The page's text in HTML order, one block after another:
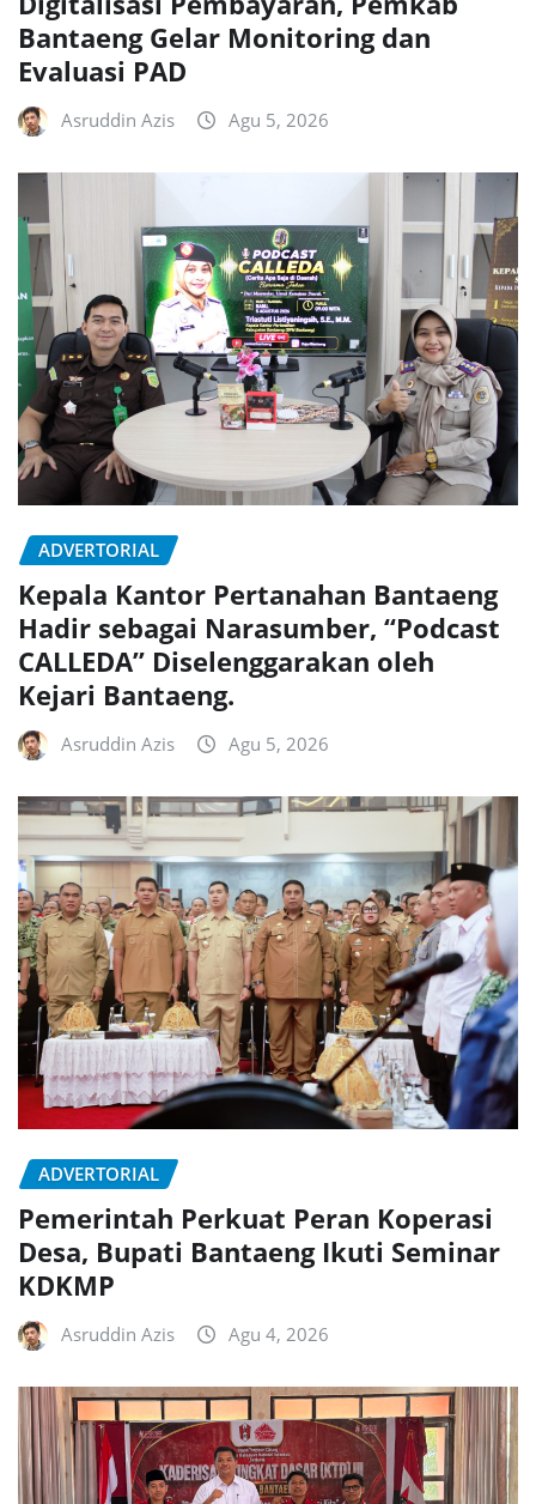
Bantaeng Gelar Monitoring dan
Evaluasi PAD
Asruddin Azis Agu 5, 2026
ADVERTORIAL
Kepala Kantor Pertanahan Bantaeng
Hadir sebagai Narasumber, “Podcast
CALLEDA” Diselenggarakan oleh
Kejari Bantaeng.
Asruddin Azis Agu 5, 2026
ADVERTORIAL
Pemerintah Perkuat Peran Koperasi
Desa, Bupati Bantaeng Ikuti Seminar
KDKMP
Asruddin Azis Agu 4, 2026